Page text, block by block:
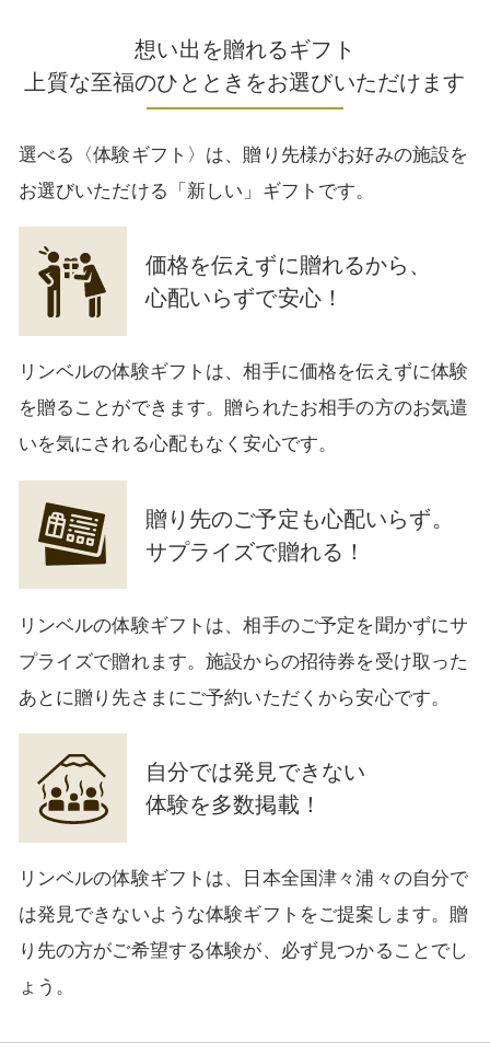
想い出を贈れるギフト
上質な至福のひとときをお選びいただけます
選べる〈体験ギフト〉は、贈り先様がお好みの施設を
お選びいただける「新しい」ギフトです。
価格を伝えずに贈れるから、
心配いらずで安心！
リンベルの体験ギフトは、相手に価格を伝えずに体験
を贈ることができます。贈られたお相手の方のお気遣
いを気にされる心配もなく安心です。
贈り先のご予定も心配いらず。
サプライズで贈れる！
リンベルの体験ギフトは、相手のご予定を聞かずにサ
プライズで贈れます。施設からの招待券を受け取った
あとに贈り先さまにご予約いただくから安心です。
自分では発見できない
体験を多数掲載！
リンベルの体験ギフトは、日本全国津々浦々の自分で
は発見できないような体験ギフトをご提案します。贈
り先の方がご希望する体験が、必ず見つかることでし
ょう。